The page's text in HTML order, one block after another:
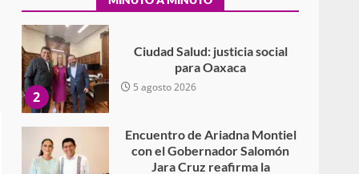
2
para Oaxaca
3
Encuentro de Ariadna Montiel
con el Gobernador Salomón
consolidación de la
transformación en territorio
oaxaqueño